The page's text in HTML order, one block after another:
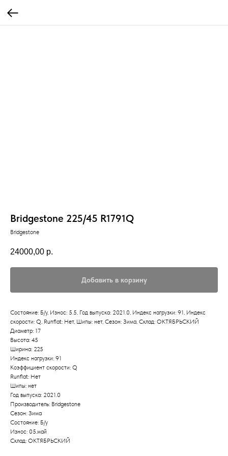
Bridgestone 225/45 R1791Q
Bridgestone
24000,00 р.
Добавить в корзину
Состояние: Б/у, Износ: 5.5, Год выпуска: 2021.0, Индекс нагрузки: 91, Индекс
скорости: Q, Runflat: Нет, Шипы: нет, Сезон: Зима, Склад: ОКТЯБРЬСКИЙ
Диаметр: 17
Высота: 45
Ширина: 225
Индекс нагрузки: 91
Коэффициент скорости: Q
Runflat: Нет
Шипы: нет
Год выпуска: 2021.0
Производитель: Bridgestone
Сезон: Зима
Состояние: Б/у
Износ: 05.май
Склад: ОКТЯБРЬСКИЙ